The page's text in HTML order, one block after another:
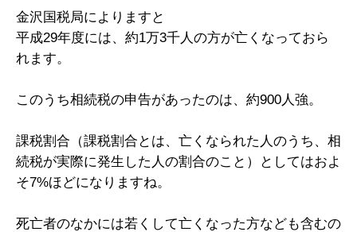
金沢国税局によりますと
平成29年度には、約1万3千人の方が亡くなっておら
れます。
このうち相続税の申告があったのは、約900人強。
課税割合（課税割合とは、亡くなられた人のうち、相
続税が実際に発生した人の割合のこと）としてはおよ
そ7%ほどになりますね。
死亡者のなかには若くして亡くなった方なども含むの